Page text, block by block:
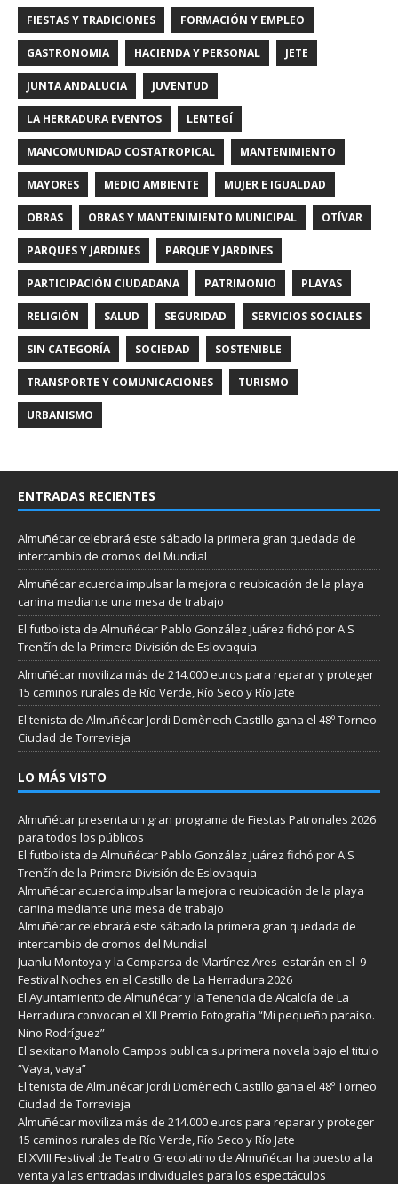
FIESTAS Y TRADICIONES FORMACIÓN Y EMPLEO
GASTRONOMIA HACIENDA Y PERSONAL JETE
JUNTA ANDALUCIA JUVENTUD
LA HERRADURA EVENTOS LENTEGÍ
MANCOMUNIDAD COSTATROPICAL MANTENIMIENTO
MAYORES MEDIO AMBIENTE MUJER E IGUALDAD
OBRAS OBRAS Y MANTENIMIENTO MUNICIPAL OTÍVAR
PARQUES Y JARDINES PARQUE Y JARDINES
PARTICIPACIÓN CIUDADANA PATRIMONIO PLAYAS
RELIGIÓN SALUD SEGURIDAD SERVICIOS SOCIALES
SIN CATEGORÍA SOCIEDAD SOSTENIBLE
TRANSPORTE Y COMUNICACIONES TURISMO
URBANISMO
ENTRADAS RECIENTES
Almuñécar celebrará este sábado la primera gran quedada de
intercambio de cromos del Mundial
Almuñécar acuerda impulsar la mejora o reubicación de la playa
canina mediante una mesa de trabajo
El futbolista de Almuñécar Pablo González Juárez fichó por A S
Trenčín de la Primera División de Eslovaquia
Almuñécar moviliza más de 214.000 euros para reparar y proteger
15 caminos rurales de Río Verde, Río Seco y Río Jate
El tenista de Almuñécar Jordi Domènech Castillo gana el 48º Torneo
Ciudad de Torrevieja
LO MÁS VISTO
Almuñécar presenta un gran programa de Fiestas Patronales 2026
para todos los públicos
El futbolista de Almuñécar Pablo González Juárez fichó por A S
Trenčín de la Primera División de Eslovaquia
Almuñécar acuerda impulsar la mejora o reubicación de la playa
canina mediante una mesa de trabajo
Almuñécar celebrará este sábado la primera gran quedada de
intercambio de cromos del Mundial
Juanlu Montoya y la Comparsa de Martínez Ares estarán en el 9
Festival Noches en el Castillo de La Herradura 2026
El Ayuntamiento de Almuñécar y la Tenencia de Alcaldía de La
Herradura convocan el XII Premio Fotografía “Mi pequeño paraíso.
Nino Rodríguez”
El sexitano Manolo Campos publica su primera novela bajo el titulo
“Vaya, vaya”
El tenista de Almuñécar Jordi Domènech Castillo gana el 48º Torneo
Ciudad de Torrevieja
Almuñécar moviliza más de 214.000 euros para reparar y proteger
15 caminos rurales de Río Verde, Río Seco y Río Jate
El XVIII Festival de Teatro Grecolatino de Almuñécar ha puesto a la
venta ya las entradas individuales para los espectáculos